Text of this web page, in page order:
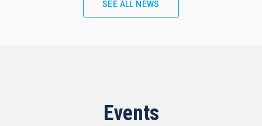
SEE ALL NEWS
Events